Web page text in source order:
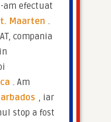
efectuat
Maarten .
compania
. Am
, iar
stop a fost